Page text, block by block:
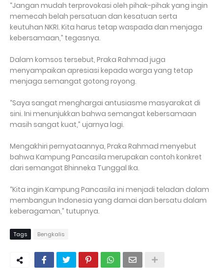
“Jangan mudah terprovokasi oleh pihak-pihak yang ingin
memecah belah persatuan dan kesatuan serta
keutuhan NKRI. Kita harus tetap waspada dan menjaga
kebersamaan,” tegasnya.
Dalam komsos tersebut, Praka Rahmad juga
menyampaikan apresiasi kepada warga yang tetap
menjaga semangat gotong royong.
“Saya sangat menghargai antusiasme masyarakat di
sini. Ini menunjukkan bahwa semangat kebersamaan
masih sangat kuat,” ujarnya lagi.
Mengakhiri pernyataannya, Praka Rahmad menyebut
bahwa Kampung Pancasila merupakan contoh konkret
dari semangat Bhinneka Tunggal Ika.
“Kita ingin Kampung Pancasila ini menjadi teladan dalam
membangun Indonesia yang damai dan bersatu dalam
keberagaman,” tutupnya.
Tags Bengkalis